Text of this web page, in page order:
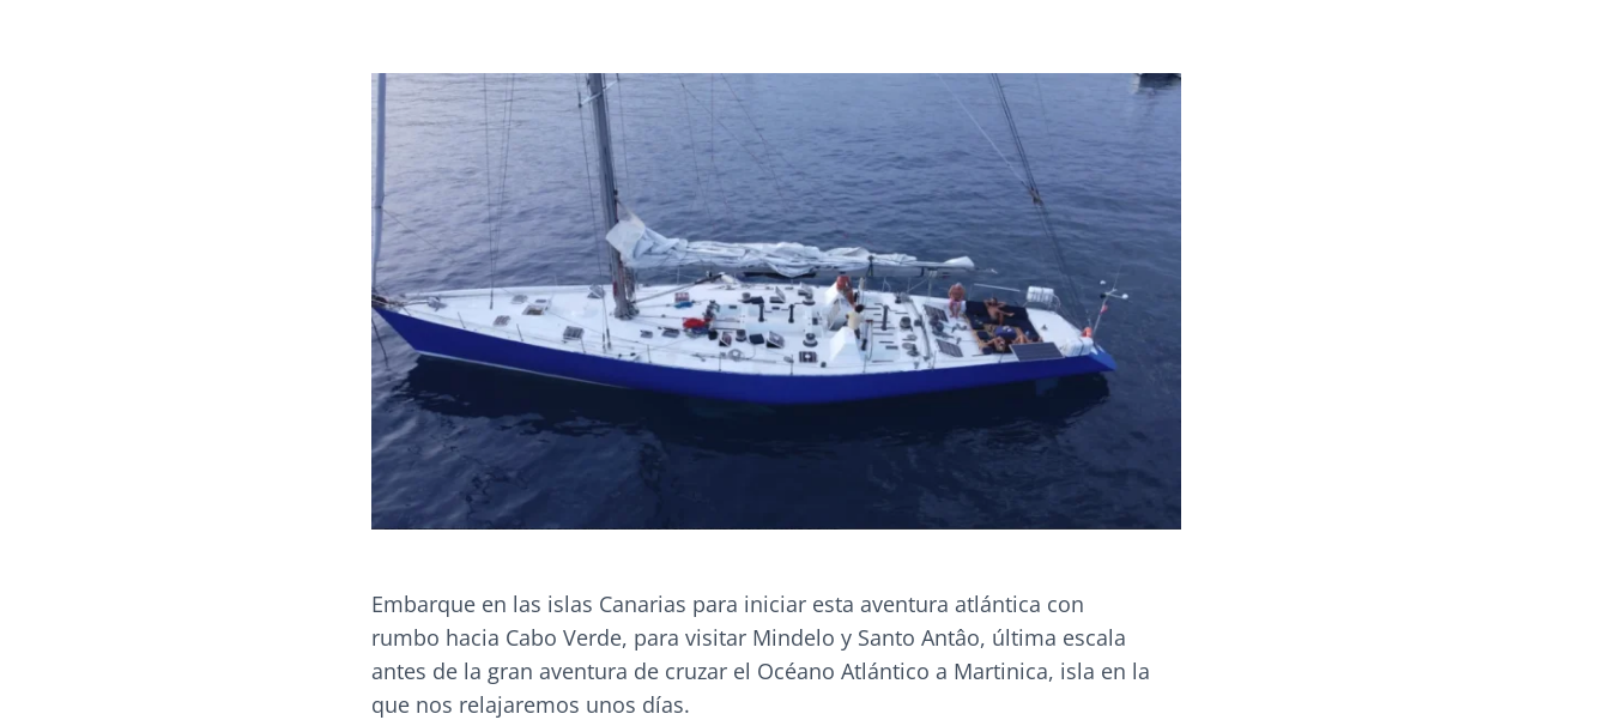
Embarque en las islas Canarias para iniciar esta aventura atlántica con
rumbo hacia Cabo Verde, para visitar Mindelo y Santo Antâo, última escala
antes de la gran aventura de cruzar el Océano Atlántico a Martinica, isla en la
que nos relajaremos unos días.